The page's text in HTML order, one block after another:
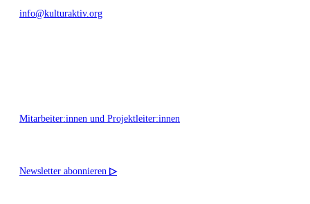
info@kulturaktiv.org
Mitarbeiter:innen und Projektleiter:innen
Newsletter abonnieren ▷